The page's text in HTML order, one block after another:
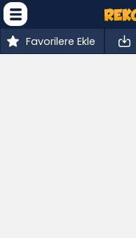
Favorilere Ekle